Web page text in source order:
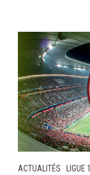
ACTUALITÉS · LIGUE 1